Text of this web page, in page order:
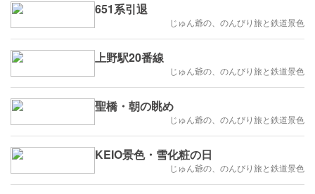
651系引退
じゅん爺の、のんびり旅と鉄道景色
上野駅20番線
じゅん爺の、のんびり旅と鉄道景色
聖橋・朝の眺め
じゅん爺の、のんびり旅と鉄道景色
KEIO景色・雪化粧の日
じゅん爺の、のんびり旅と鉄道景色